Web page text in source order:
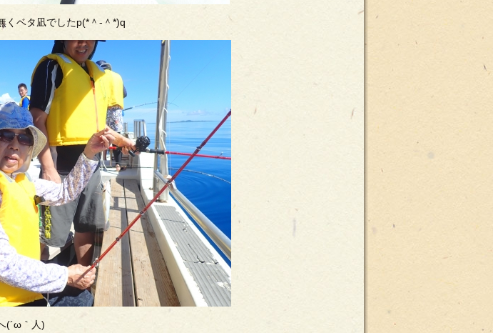
くベタ凪でしたp(*＾-＾*)q
(´ω｀人)